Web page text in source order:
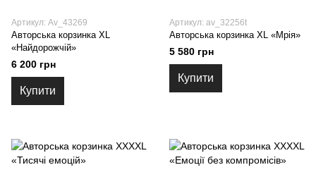
Артикул: Av_43269
Авторська корзинка XL
«Найдорожчій»
6 200 грн
Купити
Артикул: av_32256t
Авторська корзинка XL «Мрія»
5 580 грн
Купити